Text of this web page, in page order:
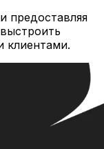
предоставляя
клиентами.